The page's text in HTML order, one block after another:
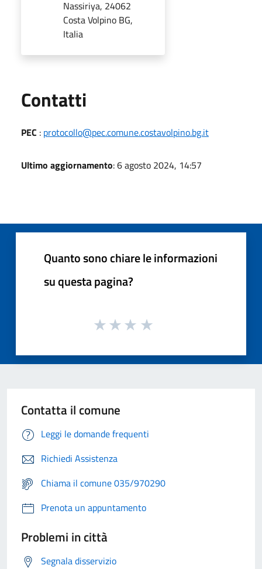
Nassiriya, 24062
Costa Volpino BG,
Italia
Contatti
PEC : protocollo@pec.comune.costavolpino.bg.it
Ultimo aggiornamento: 6 agosto 2024, 14:57
Quanto sono chiare le informazioni
su questa pagina?
Contatta il comune
Leggi le domande frequenti
Richiedi Assistenza
Chiama il comune 035/970290
Prenota un appuntamento
Problemi in città
Segnala disservizio